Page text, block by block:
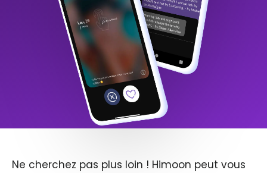
Ne cherchez pas plus loin ! Himoon peut vous